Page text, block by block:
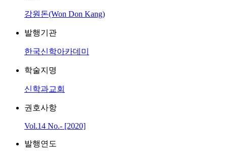
강원돈(Won Don Kang)
발행기관
한국신학아카데미
학술지명
신학과교회
권호사항
Vol.14 No.- [2020]
발행연도